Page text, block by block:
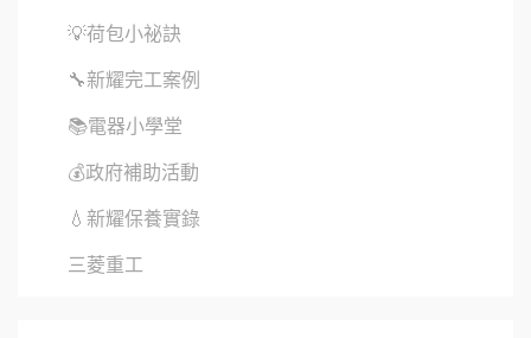
💡荷包小祕訣
🔧新耀完工案例
📚電器小學堂
💰政府補助活動
💧新耀保養實錄
三菱重工